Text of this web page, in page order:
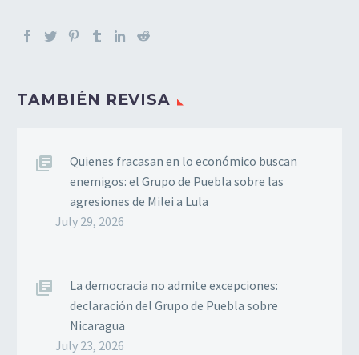
TAMBIÉN REVISA
Quienes fracasan en lo económico buscan
enemigos: el Grupo de Puebla sobre las
agresiones de Milei a Lula
July 29, 2026
La democracia no admite excepciones:
declaración del Grupo de Puebla sobre
Nicaragua
July 23, 2026